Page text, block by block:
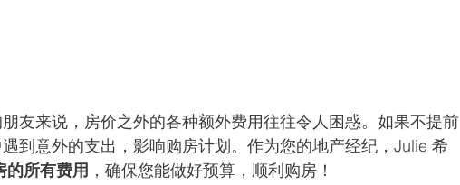
友来说，房价之外的各种额外费用往往令人困惑。如果不提前
到意外的支出，影响购房计划。作为您的地产经纪，Julie 希
的所有费用 ，确保您能做好预算，顺利购房！